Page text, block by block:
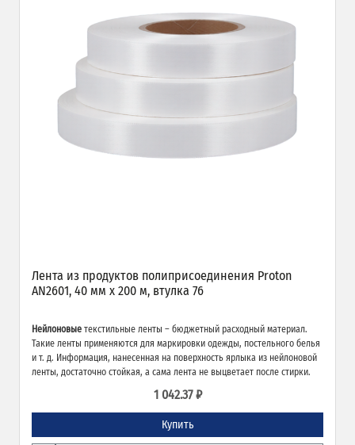
Лента из продуктов полиприсоединения Proton
AN2601, 40 мм х 200 м, втулка 76
Нейлоновые текстильные ленты – бюджетный расходный материал.
Такие ленты применяются для маркировки одежды, постельного белья
и т. д. Информация, нанесенная на поверхность ярлыка из нейлоновой
ленты, достаточно стойкая, а сама лента не выцветает после стирки.
1 042.37 ₽
Купить